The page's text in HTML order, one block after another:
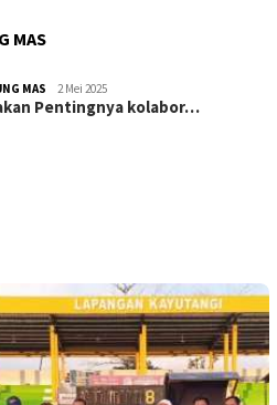
MAS
MAS 2 Mei 2025
Pentingnya kolabor…